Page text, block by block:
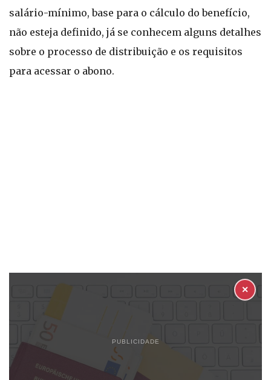
salário-mínimo, base para o cálculo do benefício,
não esteja definido, já se conhecem alguns detalhes
sobre o processo de distribuição e os requisitos
para acessar o abono.
PUBLICIDADE
✕